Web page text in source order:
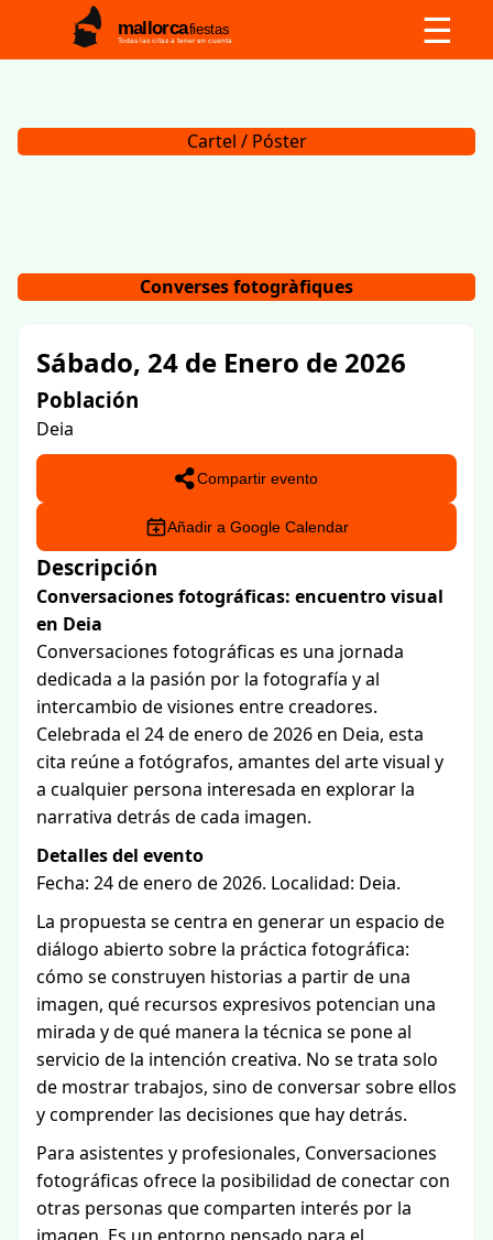
mallorcafiestas
Todas las citas a tener en cuenta ☰
Cartel / Póster
Converses fotogràfiques
Sábado, 24 de Enero de 2026
Población
Deia
Compartir evento
Añadir a Google Calendar
Descripción
Conversaciones fotográficas: encuentro visual
en Deia
Conversaciones fotográficas es una jornada
dedicada a la pasión por la fotografía y al
intercambio de visiones entre creadores.
Celebrada el 24 de enero de 2026 en Deia, esta
cita reúne a fotógrafos, amantes del arte visual y
a cualquier persona interesada en explorar la
narrativa detrás de cada imagen.
Detalles del evento
Fecha: 24 de enero de 2026. Localidad: Deia.
La propuesta se centra en generar un espacio de
diálogo abierto sobre la práctica fotográfica:
cómo se construyen historias a partir de una
imagen, qué recursos expresivos potencian una
mirada y de qué manera la técnica se pone al
servicio de la intención creativa. No se trata solo
de mostrar trabajos, sino de conversar sobre ellos
y comprender las decisiones que hay detrás.
Para asistentes y profesionales, Conversaciones
fotográficas ofrece la posibilidad de conectar con
otras personas que comparten interés por la